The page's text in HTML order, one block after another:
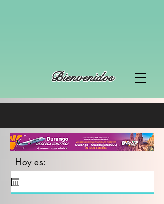
Bienvenidos
Hoy es: